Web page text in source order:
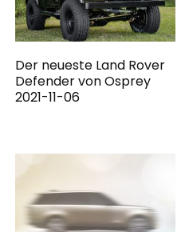
Der neueste Land Rover
Defender von Osprey
2021-11-06